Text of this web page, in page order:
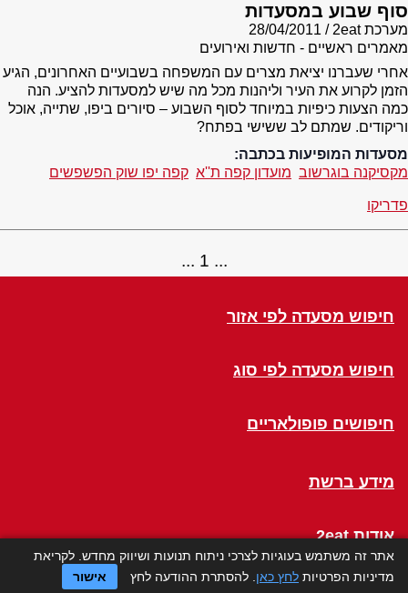
סוף שבוע במסעדות
מערכת 2eat
28/04/2011
מאמרים ראשיים - חדשות ואירועים
אחרי שעברנו יציאת מצרים עם המשפחה בשבועיים האחרונים, הגיע
הזמן לקרוע את העיר וליהנות מכל מה שיש למסעדות להציע. הנה
כמה הצעות כיפיות במיוחד לסוף השבוע – סיורים ביפו, שתייה, אוכל
וריקודים. שמתם לב ששישי בפתח?
מסעדות המופיעות בכתבה:
מקסיקנה בוגרשוב מועדון קפה ת''א קפה יפו שוק הפשפשים
פדריקו
1
חיפוש מסעדה לפי אזור
חיפוש מסעדה לפי סוג
חיפושים פופולאריים
מידע ברשת
אודות 2eat
Click a Table
אתר זה משתמש בעוגיות לצרכי ניתוח תנועות ושיווק מחדש. לקריאת
מדיניות הפרטיות לחץ כאן . להסתרת ההודעה לחץ אישור